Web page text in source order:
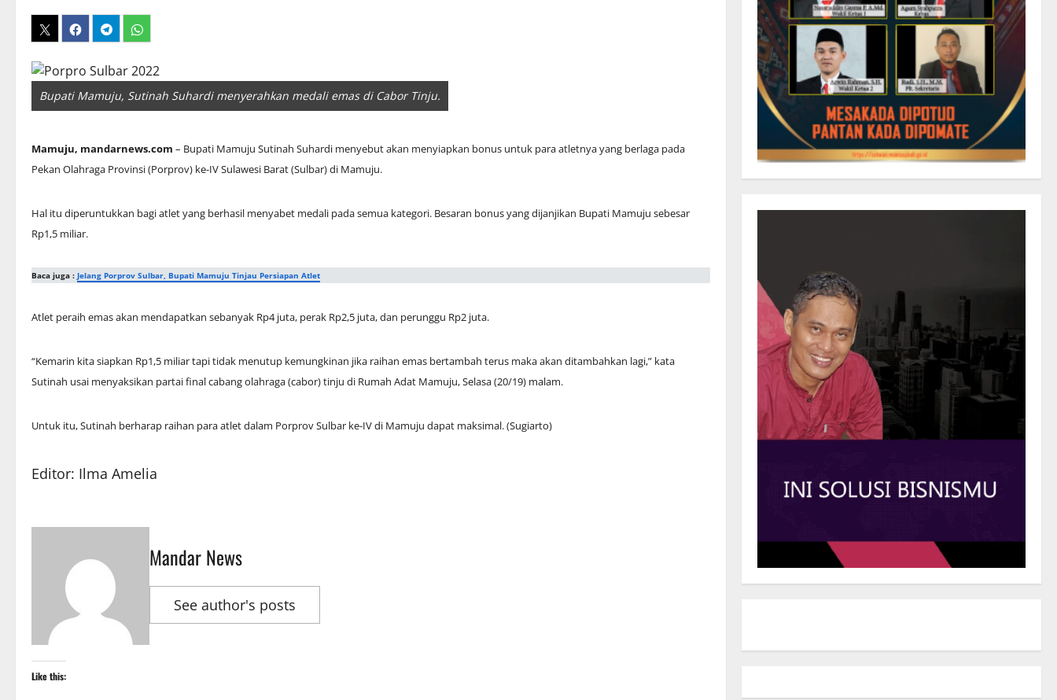
Bupati Mamuju, Sutinah Suhardi menyerahkan medali emas di Cabor Tinju.
Mamuju, mandarnews.com – Bupati Mamuju Sutinah Suhardi menyebut akan menyiapkan bonus untuk para atletnya yang berlaga pada
Pekan Olahraga Provinsi (Porprov) ke-IV Sulawesi Barat (Sulbar) di Mamuju.
Hal itu diperuntukkan bagi atlet yang berhasil menyabet medali pada semua kategori. Besaran bonus yang dijanjikan Bupati Mamuju sebesar
Rp1,5 miliar.
Baca juga : Jelang Porprov Sulbar, Bupati Mamuju Tinjau Persiapan Atlet
Atlet peraih emas akan mendapatkan sebanyak Rp4 juta, perak Rp2,5 juta, dan perunggu Rp2 juta.
“Kemarin kita siapkan Rp1,5 miliar tapi tidak menutup kemungkinan jika raihan emas bertambah terus maka akan ditambahkan lagi,” kata
Sutinah usai menyaksikan partai final cabang olahraga (cabor) tinju di Rumah Adat Mamuju, Selasa (20/19) malam.
Untuk itu, Sutinah berharap raihan para atlet dalam Porprov Sulbar ke-IV di Mamuju dapat maksimal. (Sugiarto)
Editor: Ilma Amelia
Mandar News
See author's posts
Like this: